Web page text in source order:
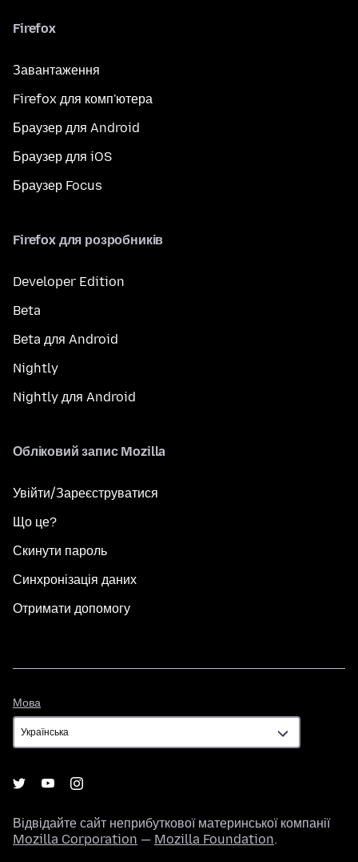
Firefox
Завантаження
Firefox для комп'ютера
Браузер для Android
Браузер для iOS
Браузер Focus
Firefox для розробників
Developer Edition
Beta
Beta для Android
Nightly
Nightly для Android
Обліковий запис Mozilla
Увійти/Зареєструватися
Що це?
Скинути пароль
Синхронізація даних
Отримати допомогу
Мова
Відвідайте сайт неприбуткової материнської компанії
Mozilla Corporation — Mozilla Foundation.